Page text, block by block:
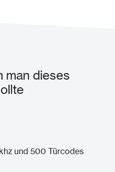
man dieses
und 500 Türcodes